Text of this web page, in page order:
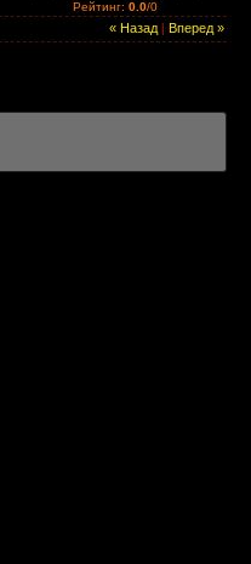
Рейтинг: 0.0/0
« Назад Вперед »